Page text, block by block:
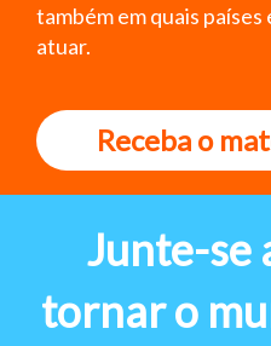
também em quais
atuar.
Receba o
Junte-se
tornar o